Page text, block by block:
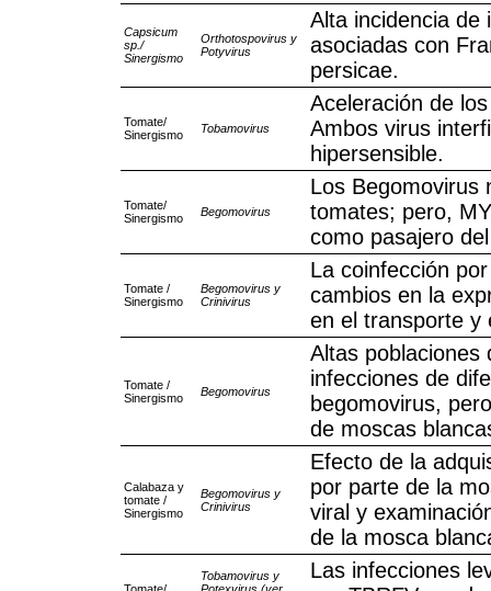
Capsicum
sp./
Sinergismo
Orthotospovirus y
Potyvirus
Alta incidencia de
asociadas con
persicae.
Tomate/
Sinergismo
Tobamovirus
Aceleración de
Ambos virus
hipersensible.
Tomate/
Sinergismo
Begomovirus
Los Begomovirus
tomates; pero,
como pasajero
Tomate /
Sinergismo
Begomovirus y
Crinivirus
La coinfección
cambios en la
en el transporte y
Tomate /
Sinergismo
Begomovirus
Altas poblaciones
infecciones de
begomovirus,
de moscas
Calabaza y
tomate /
Sinergismo
Begomovirus y
Crinivirus
Efecto de la
por parte de la
viral y
de la mosca
Tobamovirus y
Las infecciones